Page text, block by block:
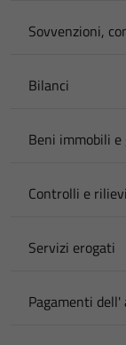
Sovvenzioni,
Bilanci
Beni immobili
Controlli e
Servizi erogati
Pagamenti